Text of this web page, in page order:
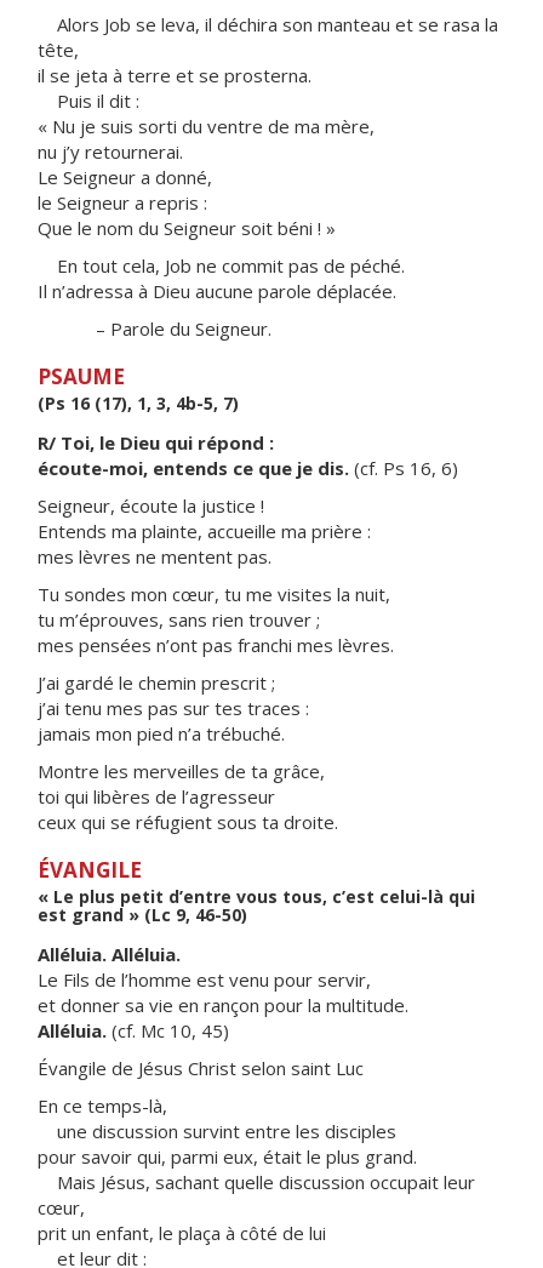
Alors Job se leva, il déchira son manteau et se rasa la
tête,
il se jeta à terre et se prosterna.
Puis il dit :
« Nu je suis sorti du ventre de ma mère,
nu j’y retournerai.
Le Seigneur a donné,
le Seigneur a repris :
Que le nom du Seigneur soit béni ! »
En tout cela, Job ne commit pas de péché.
Il n’adressa à Dieu aucune parole déplacée.
– Parole du Seigneur.
PSAUME
(Ps 16 (17), 1, 3, 4b-5, 7)
R/ Toi, le Dieu qui répond :
écoute-moi, entends ce que je dis. (cf. Ps 16, 6)
Seigneur, écoute la justice !
Entends ma plainte, accueille ma prière :
mes lèvres ne mentent pas.
Tu sondes mon cœur, tu me visites la nuit,
tu m’éprouves, sans rien trouver ;
mes pensées n’ont pas franchi mes lèvres.
J’ai gardé le chemin prescrit ;
j’ai tenu mes pas sur tes traces :
jamais mon pied n’a trébuché.
Montre les merveilles de ta grâce,
toi qui libères de l’agresseur
ceux qui se réfugient sous ta droite.
ÉVANGILE
« Le plus petit d’entre vous tous, c’est celui-là qui
est grand » (Lc 9, 46-50)
Alléluia. Alléluia.
Le Fils de l’homme est venu pour servir,
et donner sa vie en rançon pour la multitude.
Alléluia. (cf. Mc 10, 45)
Évangile de Jésus Christ selon saint Luc
En ce temps-là,
une discussion survint entre les disciples
pour savoir qui, parmi eux, était le plus grand.
Mais Jésus, sachant quelle discussion occupait leur
cœur,
prit un enfant, le plaça à côté de lui
et leur dit :